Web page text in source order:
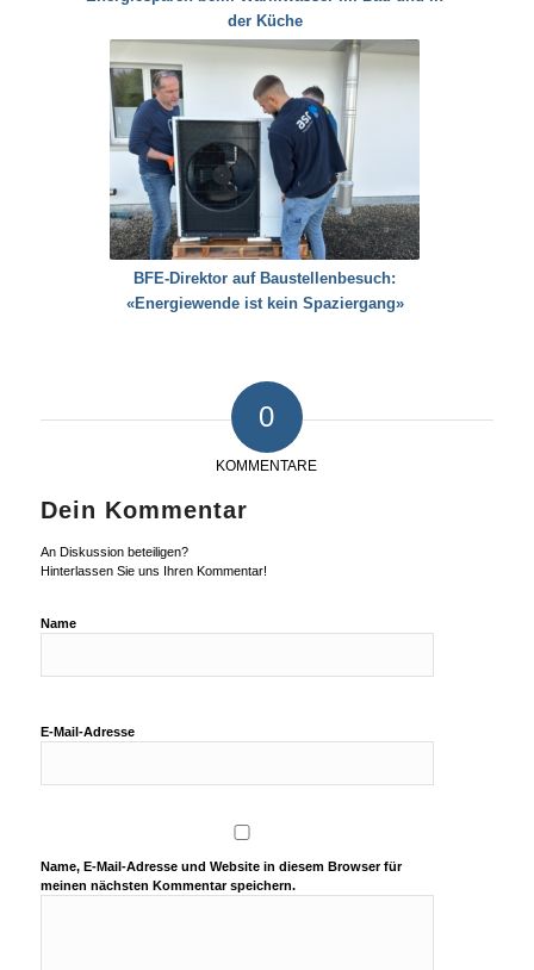
der Küche
BFE-Direktor auf Baustellenbesuch:
«Energiewende ist kein Spaziergang»
0
KOMMENTARE
Dein Kommentar
An Diskussion beteiligen?
Hinterlassen Sie uns Ihren Kommentar!
Name
E-Mail-Adresse
Name, E-Mail-Adresse und Website in diesem Browser für
meinen nächsten Kommentar speichern.